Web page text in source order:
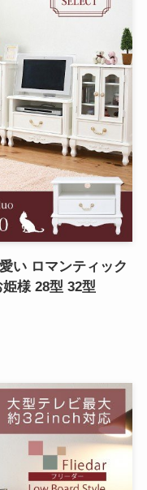
い ロマンティック
様 28型 32型